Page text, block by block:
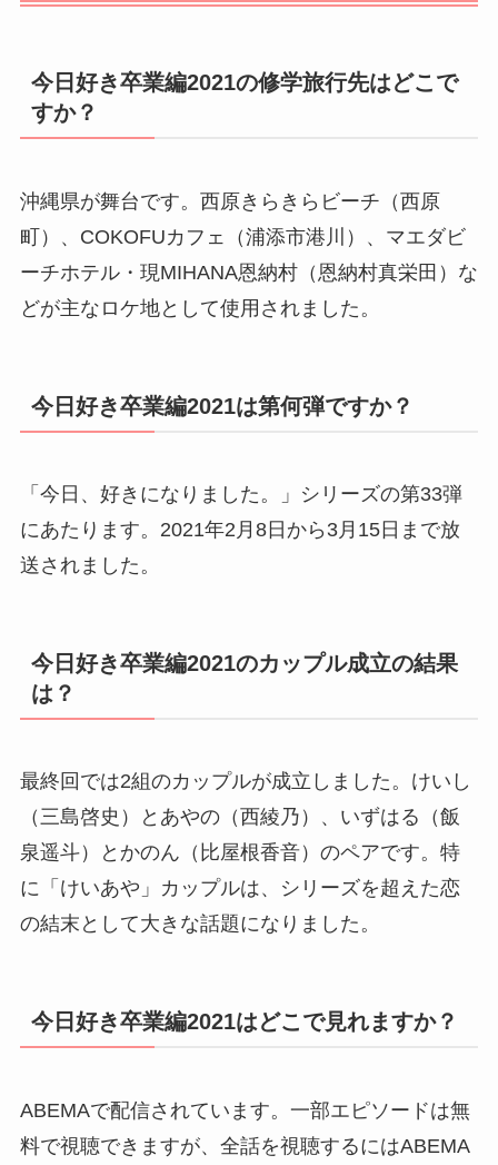
今日好き卒業編2021の修学旅行先はどこで
すか？
沖縄県が舞台です。西原きらきらビーチ（西原
町）、COKOFUカフェ（浦添市港川）、マエダビ
ーチホテル・現MIHANA恩納村（恩納村真栄田）な
どが主なロケ地として使用されました。
今日好き卒業編2021は第何弾ですか？
「今日、好きになりました。」シリーズの第33弾
にあたります。2021年2月8日から3月15日まで放
送されました。
今日好き卒業編2021のカップル成立の結果
は？
最終回では2組のカップルが成立しました。けいし
（三島啓史）とあやの（西綾乃）、いずはる（飯
泉遥斗）とかのん（比屋根香音）のペアです。特
に「けいあや」カップルは、シリーズを超えた恋
の結末として大きな話題になりました。
今日好き卒業編2021はどこで見れますか？
ABEMAで配信されています。一部エピソードは無
料で視聴できますが、全話を視聴するにはABEMA